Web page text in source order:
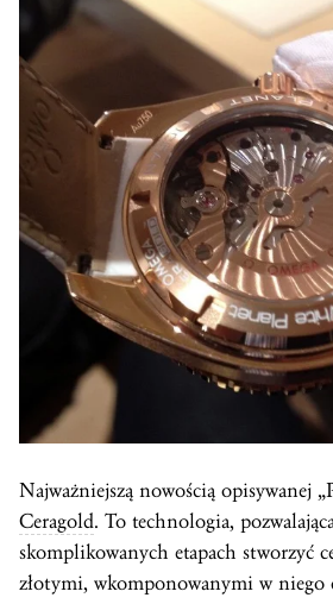
Najważniejszą nowością opisywanej
Ceragold. To technologia,
skomplikowanych etapach stworzyć
złotymi, wkomponowanymi w